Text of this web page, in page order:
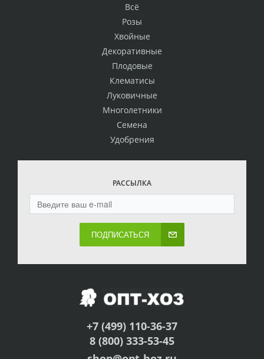
Всё
Розы
Хвойные
Декоративные
Плодовые
Клематисы
Луковичные
Многолетники
Семена
Удобрения
РАССЫЛКА
ПОДПИСАТЬСЯ
+7 (499) 110-36-37
8 (800) 333-53-45